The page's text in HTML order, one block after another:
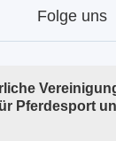
Folge uns
Pferdesport